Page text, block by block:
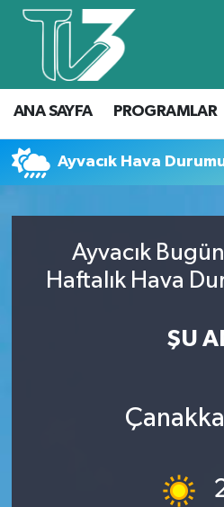
ANA SAYFA PROGRAMLAR
Ayvacık Hava
Ayvacık
Haftalık Hava
ŞU
Foto Galeri
Canlı Yayın
ANA SAYFA
PROGRAMLAR
NASIL İZLERİM?
KÜNYE